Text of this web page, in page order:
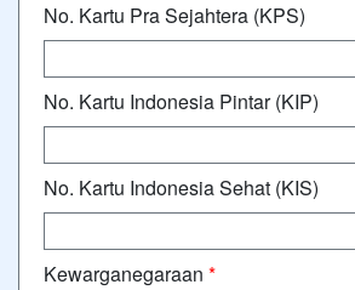
No. Kartu Pra Sejahtera (KPS)
No. Kartu Indonesia Pintar (KIP)
No. Kartu Indonesia Sehat (KIS)
Kewarganegaraan *